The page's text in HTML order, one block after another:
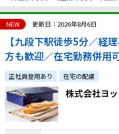
NEW 更新日：2026年8月6日
【九段下駅徒歩5分／経
方も歓迎／在宅勤務併用
かな職場 ／「シガール(R)
カーで一緒に働きませんか
正社員登用あり 在宅の配慮
株式会社ヨ
ご利用ガ
法人向け
メニューを